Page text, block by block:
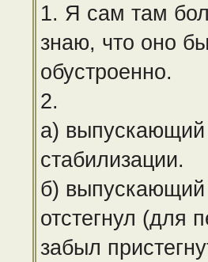
1. Я сам там
знаю, что оно
обустроенно.
2.
а) выпускающий
стабилизации.
б) выпускающий
отстегнул (для
забыл